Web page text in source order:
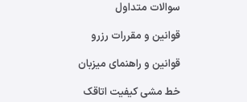
سوالات متداول
قوانین و مقررات رزرو
قوانین و راهنمای میزبان
خط مشی کیفیت اتاقک